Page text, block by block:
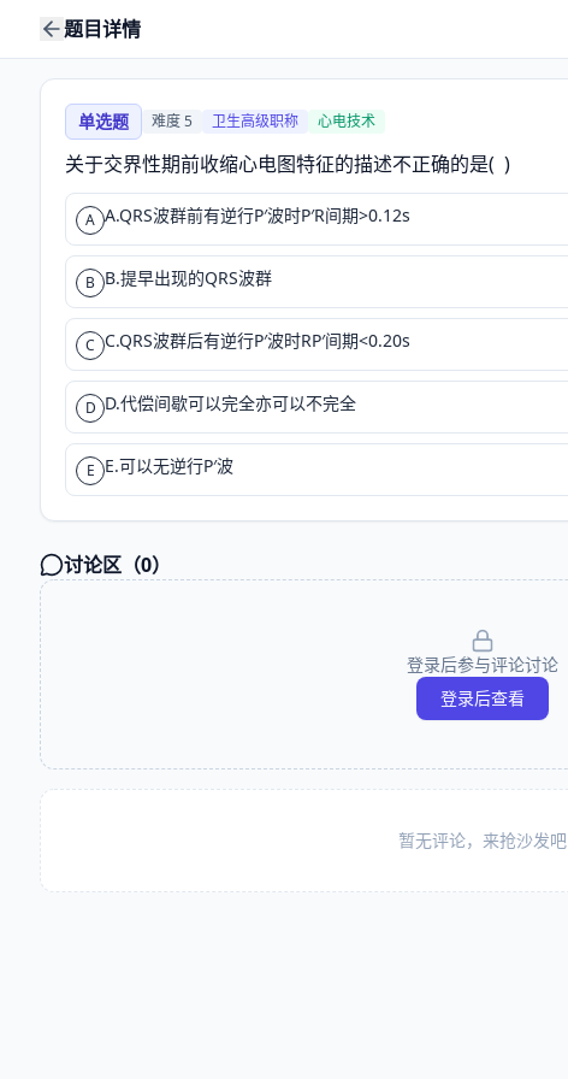
题目详情
单选题 难度5 卫生高级职称 心电技术
关于交界性期前收缩心电图特征的描述不正确的是(  )
A A.QRS波群前有逆行P′波时P′R间期>0.12s
B B.提早出现的QRS波群
C C.QRS波群后有逆行P′波时RP′间期<0.20s
D D.代偿间歇可以完全亦可以不完全
E E.可以无逆行P′波
讨论区（0）
登录后参与评论讨论
登录后查看
暂无评论，来抢沙发吧